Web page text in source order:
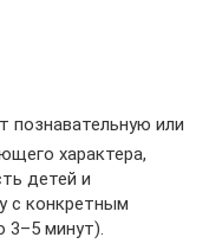
познавательную или
характера,
детей и
с конкретным
3–5 минут).